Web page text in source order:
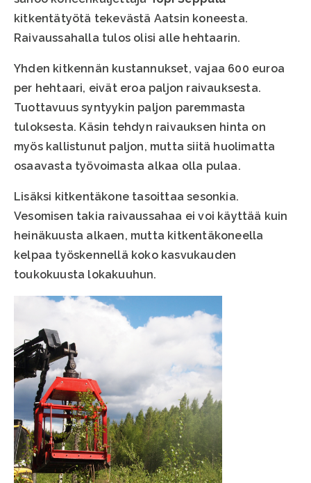
kitkentätyötä tekevästä Aatsin koneesta.
Raivaussahalla tulos olisi alle hehtaarin.
Yhden kitkennän kustannukset, vajaa 600 euroa
per hehtaari, eivät eroa paljon raivauksesta.
Tuottavuus syntyykin paljon paremmasta
tuloksesta. Käsin tehdyn raivauksen hinta on
myös kallistunut paljon, mutta siitä huolimatta
osaavasta työvoimasta alkaa olla pulaa.
Lisäksi kitkentäkone tasoittaa sesonkia.
Vesomisen takia raivaussahaa ei voi käyttää kuin
heinäkuusta alkaen, mutta kitkentäkoneella
kelpaa työskennellä koko kasvukauden
toukokuusta lokakuuhun.